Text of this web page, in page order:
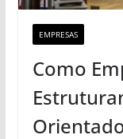
EMPRESAS
Como